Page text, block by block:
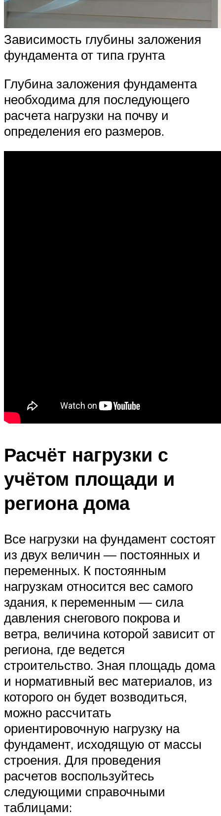
Зависимость глубины заложения
фундамента от типа грунта
Глубина заложения фундамента
необходима для последующего
расчета нагрузки на почву и
определения его размеров.
Расчёт нагрузки с
учётом площади и
региона дома
Все нагрузки на фундамент состоят
из двух величин — постоянных и
переменных. К постоянным
нагрузкам относится вес самого
здания, к переменным — сила
давления снегового покрова и
ветра, величина которой зависит от
региона, где ведется
строительство. Зная площадь дома
и нормативный вес материалов, из
которого он будет возводиться,
можно рассчитать
ориентировочную нагрузку на
фундамент, исходящую от массы
строения. Для проведения
расчетов воспользуйтесь
следующими справочными
таблицами: